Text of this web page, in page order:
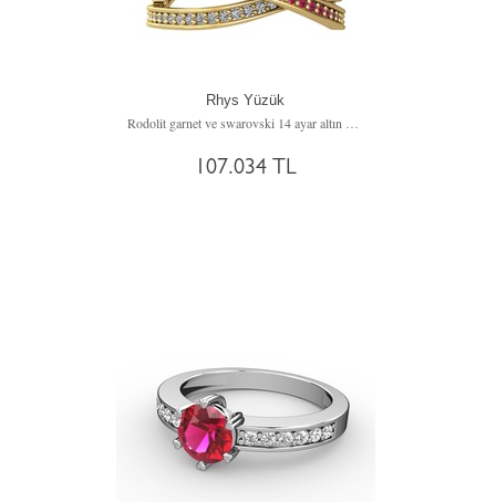
Rhys Yüzük
107.034 TL